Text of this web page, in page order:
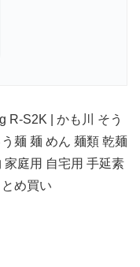
R-S2K | かも川 そう
麺 麺 めん 麺類 乾麺
家庭用 自宅用 手延素
め買い